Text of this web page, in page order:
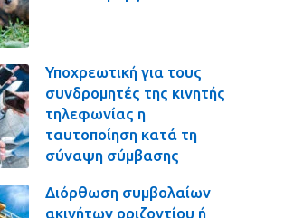
Υποχρεωτική για τους
συνδρομητές της κινητής
τηλεφωνίας η
ταυτοποίηση κατά τη
σύναψη σύμβασης
Διόρθωση συμβολαίων
ακινήτων οριζοντίου ή